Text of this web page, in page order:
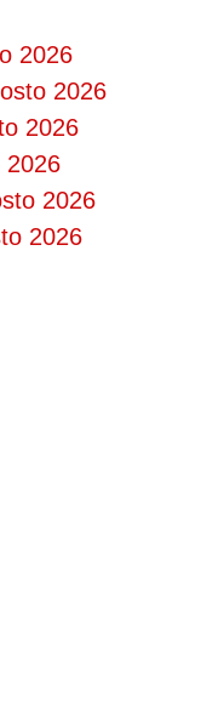
2026
2026
2026
2026
2026
2026